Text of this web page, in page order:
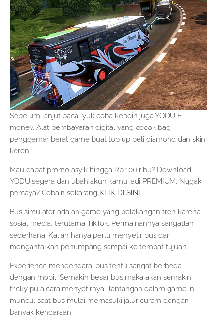
Sebelum lanjut baca, yuk coba kepoin juga YODU E-
money. Alat pembayaran digital yang cocok bagi
penggemar berat game buat top up beli diamond dan skin
keren.
Mau dapat promo asyik hingga Rp 100 ribu? Download
YODU segera dan ubah akun kamu jadi PREMIUM. Nggak
percaya? Cobain sekarang KLIK DI SINI.
Bus simulator adalah game yang belakangan tren karena
sosial media, terutama TikTok. Permainannya sangatlah
sederhana. Kalian hanya perlu menyetir bus dan
mengantarkan penumpang sampai ke tempat tujuan.
Experience mengendarai bus tentu sangat berbeda
dengan mobil. Semakin besar bus maka akan semakin
tricky pula cara menyetirnya. Tantangan dalam game ini
muncul saat bus mulai memasuki jalur curam dengan
banyak kendaraan.